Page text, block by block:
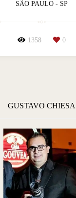
SÃO PAULO - SP
1358 0
GUSTAVO CHIESA